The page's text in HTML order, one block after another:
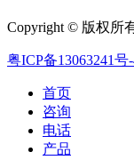
Copyright © 版权所
粤ICP备13063241号
首页
咨询
电话
产品